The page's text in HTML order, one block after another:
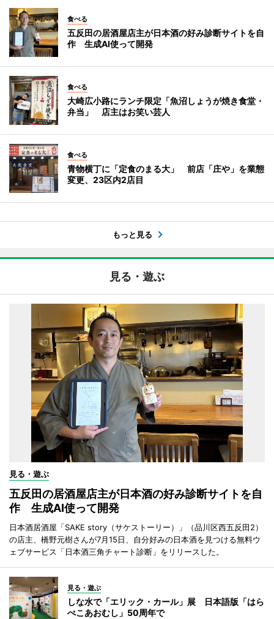
食べる
五反田の居酒屋店主が日本酒の好み診断サイトを自
作 生成AI使って開発
食べる
大崎広小路にランチ限定「魚沼しょうが焼き食堂・
弁当」 店主はお笑い芸人
食べる
青物横丁に「定食のまる大」 前店「庄や」を業態
変更、23区内2店目
もっと見る
見る・遊ぶ
見る・遊ぶ
五反田の居酒屋店主が日本酒の好み診断サイトを自
作 生成AI使って開発
日本酒居酒屋「SAKE story（サケストーリー）」（品川区西五反田2）
の店主、橋野元樹さんが7月15日、自分好みの日本酒を見つける無料ウ
ェブサービス「日本酒三角チャート診断」をリリースした。
見る・遊ぶ
しな水で「エリック・カール」展 日本語版「はら
ぺこあおむし」50周年で